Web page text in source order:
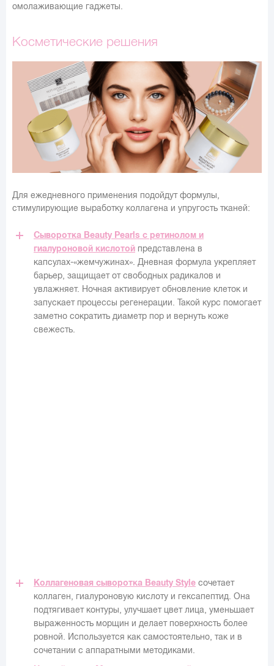
омолаживающие гаджеты.
Косметические решения
Для ежедневного применения подойдут формулы,
стимулирующие выработку коллагена и упругость тканей:
Сыворотка Beauty Pearls с ретинолом и
гиалуроновой кислотой представлена в
капсулах-«жемчужинах». Дневная формула укрепляет
барьер, защищает от свободных радикалов и
увлажняет. Ночная активирует обновление клеток и
запускает процессы регенерации. Такой курс помогает
заметно сократить диаметр пор и вернуть коже
свежесть.
Коллагеновая сыворотка Beauty Style сочетает
коллаген, гиалуроновую кислоту и гексапептид. Она
подтягивает контуры, улучшает цвет лица, уменьшает
выраженность морщин и делает поверхность более
ровной. Используется как самостоятельно, так и в
сочетании с аппаратными методиками.